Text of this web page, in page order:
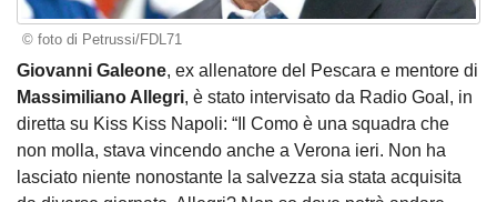
© foto di Petrussi/FDL71
Giovanni Galeone, ex allenatore del Pescara e mentore di
Massimiliano Allegri, è stato intervisato da Radio Goal, in
diretta su Kiss Kiss Napoli: “Il Como è una squadra che
non molla, stava vincendo anche a Verona ieri. Non ha
lasciato niente nonostante la salvezza sia stata acquisita